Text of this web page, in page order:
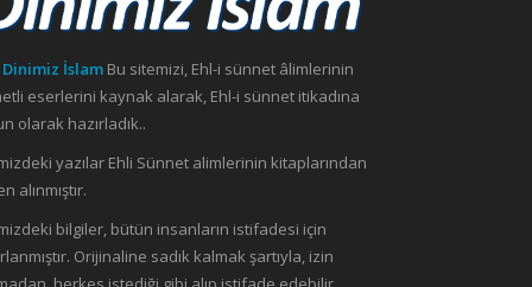
Dinimiz İslam Bu sitemizi, Ehl-i sünnet âlimlerinin
eserlerini kaynak alarak, Ehl-i sünnet itikadına
olarak hazırladık..
yazılar Ehli Sünnet alimlerinin kitaplarından
alınmıştır.
bilgiler, bütün insanların istifadesi için
Orijinaline sadık kalmak şartıyla, izin